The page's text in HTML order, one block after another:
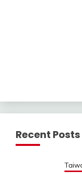
Recent Posts